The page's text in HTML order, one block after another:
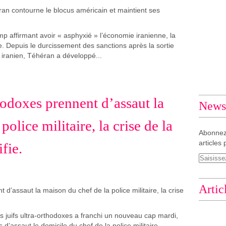
affirmant avoir « asphyxié » l’économie iranienne, la
Depuis le durcissement des sanctions après la sortie
Téhéran a développé...
prennent d’assaut la
militaire, la crise de la
juifs ultra-orthodoxes a franchi un nouveau cap mardi,
articles